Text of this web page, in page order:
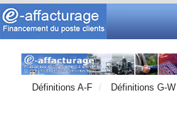
Définitions A-F Définitions G-W